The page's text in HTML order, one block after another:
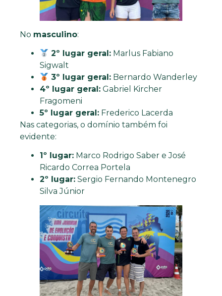
No masculino:
2º lugar geral: Marlus Fabiano
Sigwalt
3º lugar geral: Bernardo Wanderley
4º lugar geral: Gabriel Kircher
Fragomeni
5º lugar geral: Frederico Lacerda
Nas categorias, o domínio também foi
evidente:
1º lugar: Marco Rodrigo Saber e José
Ricardo Correa Portela
2º lugar: Sergio Fernando Montenegro
Silva Júnior